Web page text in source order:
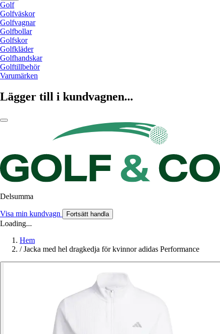
Golf
Golfväskor
Golfvagnar
Golfbollar
Golfskor
Golfkläder
Golfhandskar
Golftillbehör
Varumärken
Lägger till i kundvagnen...
Delsumma
Visa min kundvagn Fortsätt handla
Loading...
Hem
/ Jacka med hel dragkedja för kvinnor adidas Performance